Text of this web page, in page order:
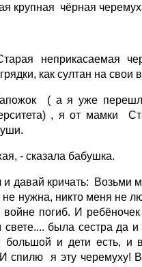
крупная чёрная
неприкасаемая
как султан на свои
( а я уже перешла
, я от мамки
- сказала бабушка.
давай кричать: Возьми
нужна, никто меня не
погиб. И
была сестра да
большой и дети есть,
спилю я эту черемуху!